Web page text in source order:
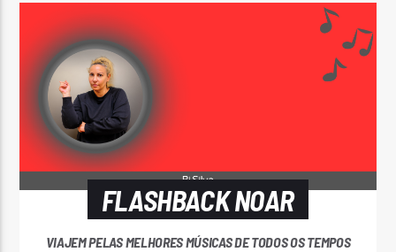
FLASHBACK NOAR
VIAJEM PELAS MELHORES MÚSICAS DE TODOS OS TEMPOS